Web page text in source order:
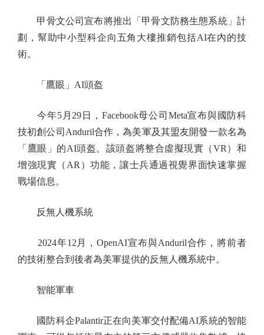
甲骨文公司宣布將推出「甲骨文防務生態系統」計
劃，幫助中小型科企向五角大樓推銷包括AI在內的技
術。
「鷹眼」AI頭盔
今年5月29日，Facebook母公司Meta宣布與國防科
技初創公司Anduril合作，為美軍及其盟友開發一款名為
「鷹眼」的AI頭盔。該頭盔將整合虛擬現實（VR）和
增強現實（AR）功能，讓士兵通過視覺界面快速掌握
戰場信息。
反無人機系統
2024年12月，OpenAI宣布與Anduril合作，將前者
的技術整合到後者為美軍提供的反無人機系統中。
智能軍車
國防科企Palantir正在向美軍交付配備AI系統的智能